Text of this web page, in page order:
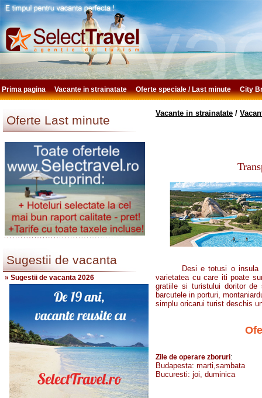
Prima pagina Vacante in strainatate Oferte speciale / Last minute City
Oferte Last minute
Sugestii de vacanta
» Sugestii de vacanta 2026
Vacante in strainatate /
Desi e totusi o insula
varietatea cu care iti poate
gratiile si turistului doritor
barcutele in porturi,
simplu oricarui turist deschis
Zile de operare zboruri:
Budapesta: marti,sambata
Bucuresti: joi, duminica